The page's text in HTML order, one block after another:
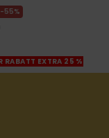
55%
RABATT EXTRA 25 %